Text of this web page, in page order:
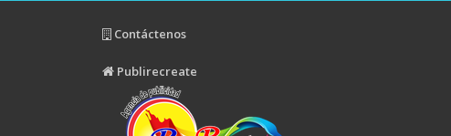
Contáctenos
Publirecreate